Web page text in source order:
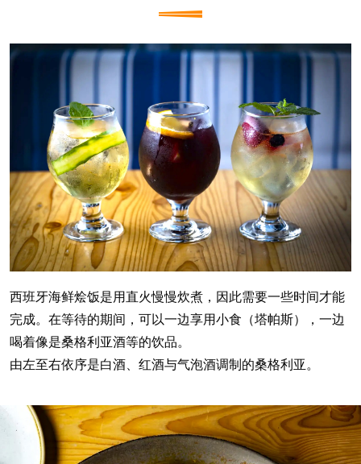
西班牙海鲜烩饭是用直火慢慢炊煮，因此需要一些时间才能
完成。在等待的期间，可以一边享用小食（塔帕斯），一边
喝着像是桑格利亚酒等的饮品。
由左至右依序是白酒、红酒与气泡酒调制的桑格利亚。